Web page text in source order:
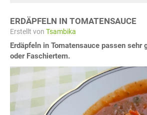
ERDÄPFELN IN TOMATENSAUCE
Erstellt von Tsambika
Erdäpfeln in Tomatensauce passen
oder Faschiertem.